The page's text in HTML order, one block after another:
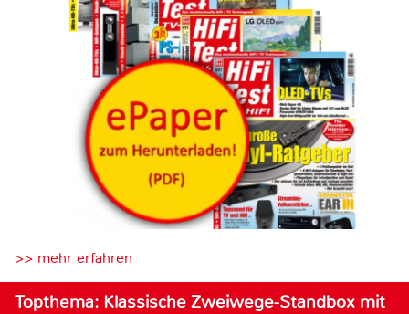
>> mehr erfahren
Topthema: Klassische Zweiwege-Standbox mit